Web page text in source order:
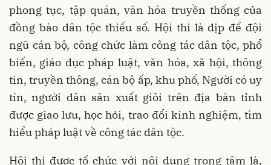
phong tục, tập quán, văn hóa truyền thống của
đồng bào dân tộc thiểu số. Hội thi là dịp để đội
ngũ cán bộ, công chức làm công tác dân tộc, phổ
biến, giáo dục pháp luật, văn hóa, xã hội, thông
tin, truyền thông, cán bộ ấp, khu phố, Người có uy
tín, người dân sản xuất giỏi trên địa bàn tỉnh
được giao lưu, học hỏi, trao đổi kinh nghiệm, tìm
hiểu pháp luật về công tác dân tộc.
Hội thi được tổ chức với nội dung trọng tâm là,